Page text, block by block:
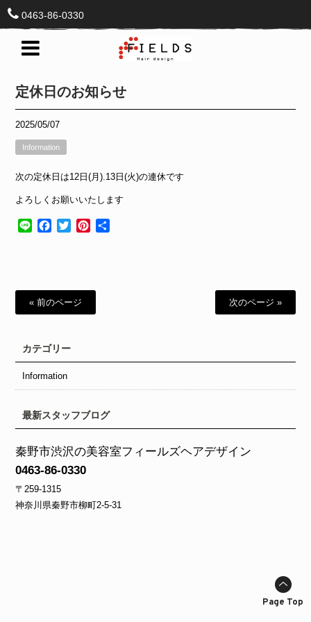
0463-86-0330
定休日のお知らせ
2025/05/07
Information
次の定休日は12日(月).13日(火)の連休です
よろしくお願いいたします
Line Facebook
TwitterPinterest
« 前のページ 次のページ »
カテゴリー
Information
最新スタッフブログ
秦野市渋沢の美容室フィールズヘアデザイン
0463-86-0330
〒259-1315
神奈川県秦野市柳町2‐5‐31
Page Top